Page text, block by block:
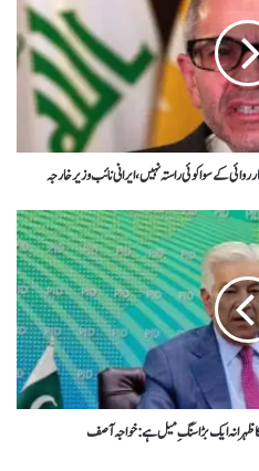
کے سوا کوئی راستہ نہیں،ایرانی نائب وزیر خارجہ
ظہرانہ ایک بڑا سنگِ میل ہے : خواجہ آصف